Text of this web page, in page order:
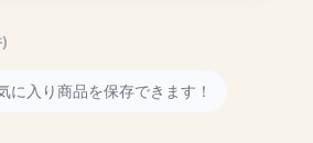
に入り商品を保存できます！